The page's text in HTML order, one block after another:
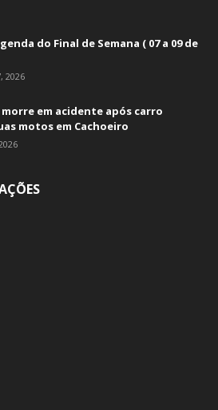
do Final de Semana ( 07 a 09 de
2026
em acidente após carro
motos em Cachoeiro